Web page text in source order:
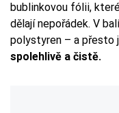
bublinkovou fólii,
dělají nepořádek. V
polystyren – a přesto
spolehlivě a čistě.